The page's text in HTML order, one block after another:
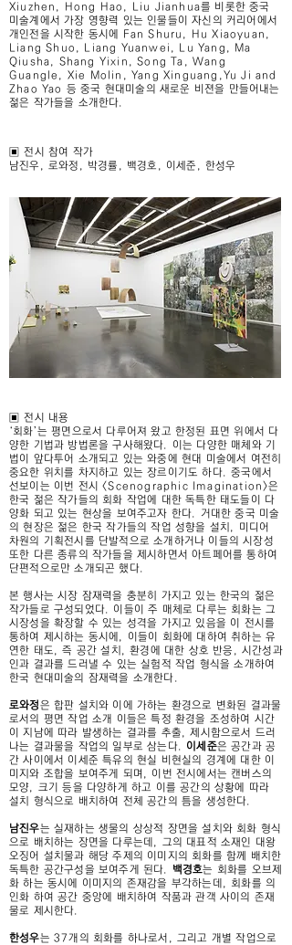
Xiuzhen, Hong Hao, Liu Jianhua를 비롯한 중국
미술계에서 가장 영향력 있는 인물들이 자신의 커리어에서
개인전을 시작한 동시에 Fan Shuru, Hu Xiaoyuan,
Liang Shuo, Liang Yuanwei, Lu Yang, Ma
Qiusha, Shang Yixin, Song Ta, Wang
Guangle, Xie Molin, Yang Xinguang,Yu Ji and
Zhao Yao 등 중국 현대미술의 새로운 비젼을 만들어내는
젊은 작가들을 소개한다.
▣ 전시 참여 작가
남진우, 로와정, 박경률, 백경호, 이세준, 한성우
▣ 전시 내용
‘회화’는 평면으로서 다루어져 왔고 한정된 표면 위에서 다
양한 기법과 방법론을 구사해왔다. 이는 다양한 매체와 기
법이 앞다투어 소개되고 있는 와중에 현대 미술에서 여전히
중요한 위치를 차지하고 있는 장르이기도 하다. 중국에서
선보이는 이번 전시 <Scenographic Imagination>은
한국 젊은 작가들의 회화 작업에 대한 독특한 태도들이 다
양화 되고 있는 현상을 보여주고자 한다. 거대한 중국 미술
의 현장은 젊은 한국 작가들의 작업 성향을 설치, 미디어
차원의 기획전시를 단발적으로 소개하거나 이들의 시장성
또한 다른 종류의 작가들을 제시하면서 아트페어를 통하여
단편적으로만 소개되곤 했다.
본 행사는 시장 잠재력을 충분히 가지고 있는 한국의 젊은
작가들로 구성되었다. 이들이 주 매체로 다루는 회화는 그
시장성을 확장할 수 있는 성격을 가지고 있음을 이 전시를
통하여 제시하는 동시에, 이들이 회화에 대하여 취하는 유
연한 태도, 즉 공간 설치, 환경에 대한 상호 반응, 시간성과
인과 결과를 드러낼 수 있는 실험적 작업 형식을 소개하여
한국 현대미술의 잠재력을 소개한다.
로와정은 합판 설치와 이에 가하는 환경으로 변화된 결과물
로서의 평면 작업 소개 이들은 특정 환경을 조성하여 시간
이 지남에 따라 발생하는 결과를 추출, 제시함으로서 드러
나는 결과물을 작업의 일부로 삼는다. 이세준은 공간과 공
간 사이에서 이세준 특유의 현실 비현실의 경계에 대한 이
미지와 조합을 보여주게 되며, 이번 전시에서는 캔버스의
모양, 크기 등을 다양하게 하고 이를 공간의 상황에 따라
설치 형식으로 배치하여 전체 공간의 틈을 생성한다.
남진우는 실재하는 생물의 상상적 장면을 설치와 회화 형식
으로 배치하는 장면을 다루는데, 그의 대표적 소재인 대왕
오징어 설치물과 해당 주제의 이미지의 회화를 함께 배치한
독특한 공간구성을 보여주게 된다. 백경호는 회화를 오브제
화 하는 동시에 이미지의 존재감을 부각하는데, 회화를 의
인화 하여 공간 중앙에 배치하여 작품과 관객 사이의 존재
물로 제시한다.
한성우는 37개의 회화를 하나로서, 그리고 개별 작업으로